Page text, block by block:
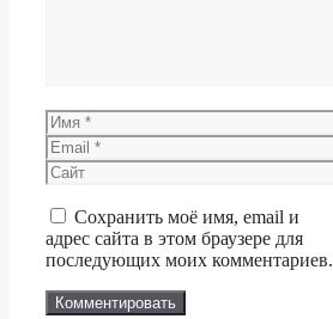
Имя
Email
Сайт
Сохранить моё имя, email и
адрес сайта в этом браузере для
последующих моих комментариев.